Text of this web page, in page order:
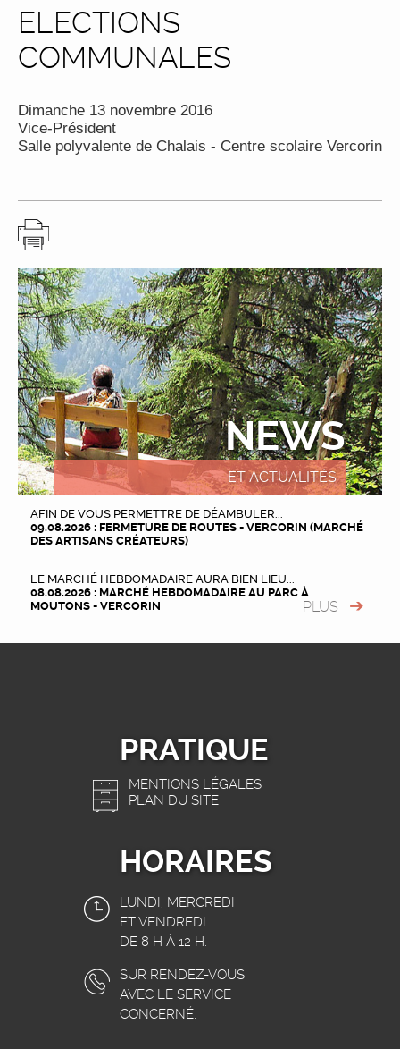
ELECTIONS
COMMUNALES
Dimanche 13 novembre 2016
Vice-Président
Salle polyvalente de Chalais - Centre scolaire Vercorin
NEWS
ET ACTUALITÉS
AFIN DE VOUS PERMETTRE DE DÉAMBULER...
09.08.2026 : FERMETURE DE ROUTES - VERCORIN (MARCHÉ
DES ARTISANS CRÉATEURS)
LE MARCHÉ HEBDOMADAIRE AURA BIEN LIEU...
08.08.2026 : MARCHÉ HEBDOMADAIRE AU PARC À
MOUTONS - VERCORIN
PLUS
PRATIQUE
MENTIONS LÉGALES
PLAN DU SITE
HORAIRES
LUNDI, MERCREDI
ET VENDREDI
DE 8 H À 12 H.
SUR RENDEZ-VOUS
AVEC LE SERVICE
CONCERNÉ.